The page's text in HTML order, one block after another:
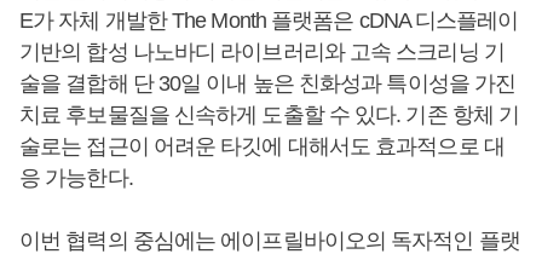
E가 자체 개발한 The Month 플랫폼은 cDNA 디스플레이
기반의 합성 나노바디 라이브러리와 고속 스크리닝 기
술을 결합해 단 30일 이내 높은 친화성과 특이성을 가진
치료 후보물질을 신속하게 도출할 수 있다. 기존 항체 기
술로는 접근이 어려운 타깃에 대해서도 효과적으로 대
응 가능한다.
이번 협력의 중심에는 에이프릴바이오의 독자적인 플랫